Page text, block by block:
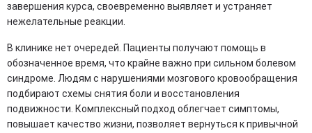
завершения курса, своевременно выявляет и устраняет
нежелательные реакции.
В клинике нет очередей. Пациенты получают помощь в
обозначенное время, что крайне важно при сильном болевом
синдроме. Людям с нарушениями мозгового кровообращения
подбирают схемы снятия боли и восстановления
подвижности. Комплексный подход облегчает симптомы,
повышает качество жизни, позволяет вернуться к привычной